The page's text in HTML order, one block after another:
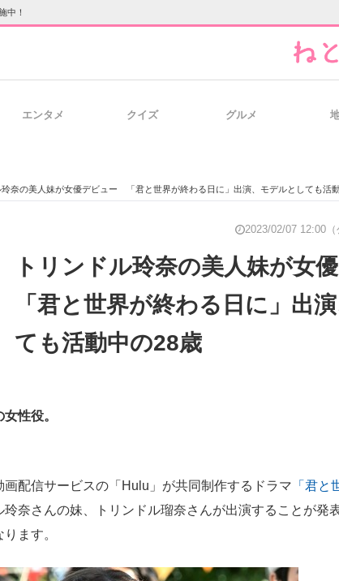
中！
のヒント
専門サイト 企業向けIT製品の総合サイト IT製品の技
エンタメ クイズ グルメ
玲奈の美人妹が女優デビュー 「君と世界が終わる日に」出演、モデルとしても活
2023/02/07 12:00（
トリンドル玲奈の美人妹が女
「君と世界が終わる日に」出
ても活動中の28歳
性役。
配信サービスの「Hulu」が共同制作するドラマ 「君と
玲奈さんの妹、トリンドル瑠奈さんが出演することが発
ます。